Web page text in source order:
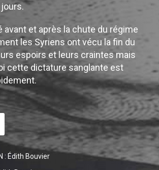
jours.
avant et après la chute du régime
les Syriens ont vécu la fin du
espoirs et leurs craintes mais
cette dictature sanglante est
: Édith Bouvier